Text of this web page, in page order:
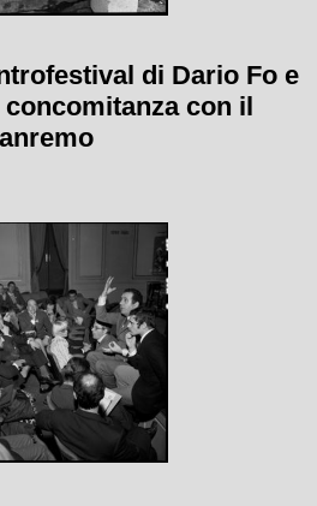
di Dario Fo e
con il